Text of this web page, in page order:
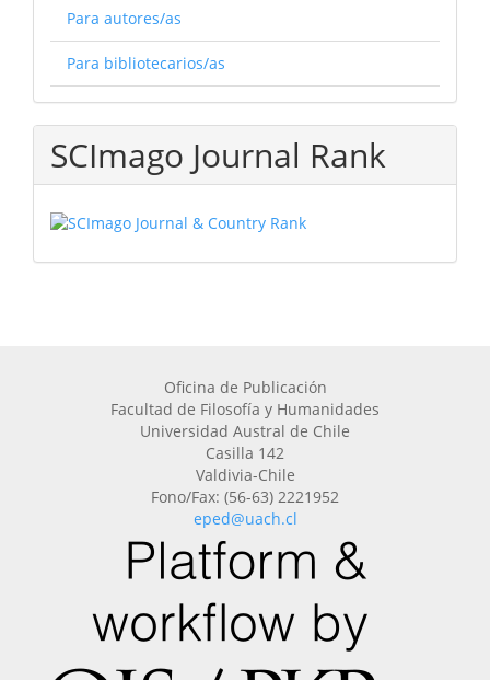
Para autores/as
Para bibliotecarios/as
SCImago Journal Rank
Oficina de Publicación
Facultad de Filosofía y Humanidades
Universidad Austral de Chile
Casilla 142
Valdivia-Chile
Fono/Fax: (56-63) 2221952
eped@uach.cl